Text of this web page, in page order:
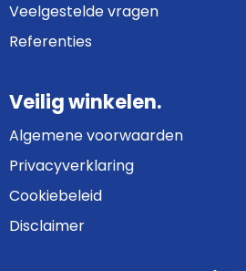
Veelgestelde vragen
Referenties
Veilig winkelen.
Algemene voorwaarden
Privacyverklaring
Cookiebeleid
Disclaimer